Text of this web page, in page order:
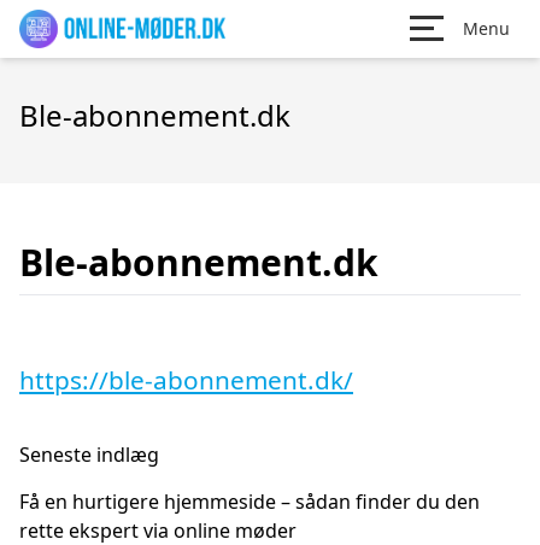
Menu
Ble-abonnement.dk
Ble-abonnement.dk
https://ble-abonnement.dk/
Seneste indlæg
Få en hurtigere hjemmeside – sådan finder du den
rette ekspert via online møder